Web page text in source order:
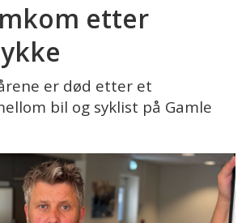
etter
er død etter et
bil og syklist på Gamle